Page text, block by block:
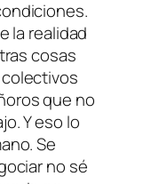
la realidad
cosas
que no
Y eso lo
Se
no sé